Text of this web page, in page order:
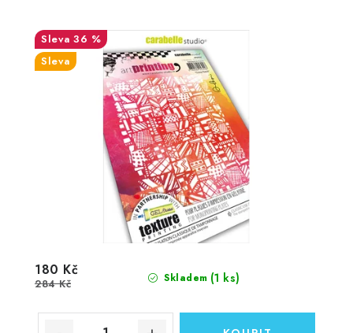
36 %
Sleva
Skladem (1 ks)
180 Kč
284 Kč